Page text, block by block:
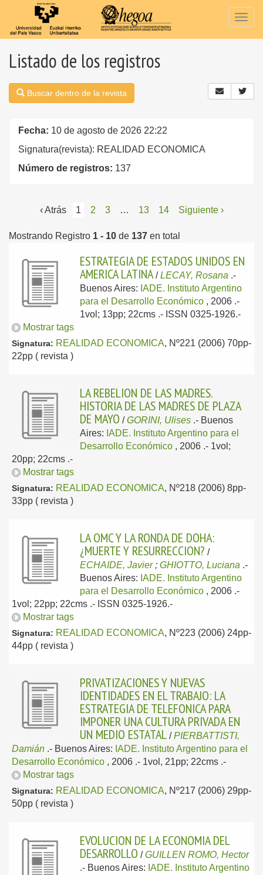
Listado de los registros
Buscar dentro de la revista
Fecha: 10 de agosto de 2026 22:22
Signatura(revista): REALIDAD ECONOMICA
Número de registros: 137
‹ Atrás 1 2 3 … 13 14 Siguiente ›
Mostrando Registro 1 - 10 de 137 en total
ESTRATEGIA DE ESTADOS UNIDOS EN
AMERICA LATINA /LECAY, Rosana .-
Buenos Aires: IADE. Instituto Argentino
para el Desarrollo Económico , 2006 .-
1vol; 13pp; 22cms .- ISSN 0325-1926.-
Mostrar tags
Signatura: REALIDAD ECONOMICA, Nº221 (2006) 70pp-
22pp ( revista )
LA REBELION DE LAS MADRES.
HISTORIA DE LAS MADRES DE PLAZA
DE MAYO /GORINI, Ulises .- Buenos
Aires: IADE. Instituto Argentino para el
Desarrollo Económico , 2006 .- 1vol;
20pp; 22cms .-
Mostrar tags
Signatura: REALIDAD ECONOMICA, Nº218 (2006) 8pp-
33pp ( revista )
LA OMC Y LA RONDA DE DOHA:
¿MUERTE Y RESURRECCION? /
ECHAIDE, Javier; GHIOTTO, Luciana .-
Buenos Aires: IADE. Instituto Argentino
para el Desarrollo Económico , 2006 .-
1vol; 22pp; 22cms .- ISSN 0325-1926.-
Mostrar tags
Signatura: REALIDAD ECONOMICA, Nº223 (2006) 24pp-
44pp ( revista )
PRIVATIZACIONES Y NUEVAS
IDENTIDADES EN EL TRABAJO: LA
ESTRATEGIA DE TELEFONICA PARA
IMPONER UNA CULTURA PRIVADA EN
UN MEDIO ESTATAL /PIERBATTISTI,
Damián .- Buenos Aires: IADE. Instituto Argentino para el
Desarrollo Económico , 2006 .- 1vol, 21pp; 22cms .-
Mostrar tags
Signatura: REALIDAD ECONOMICA, Nº217 (2006) 29pp-
50pp ( revista )
EVOLUCION DE LA ECONOMIA DEL
DESARROLLO /GUILLEN ROMO, Hector
.- Buenos Aires: IADE. Instituto Argentino